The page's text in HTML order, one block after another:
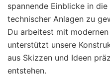
spannende Einblicke in
technischer Anlagen zu
Du arbeitest mit
unterstützt unsere
aus Skizzen und Ideen
entstehen.